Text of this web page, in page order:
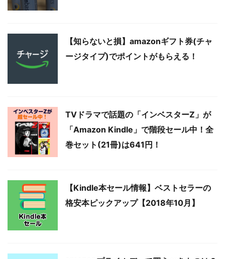
【知らないと損】amazonギフト券(チャ
ージタイプ)でポイントがもらえる！
TVドラマで話題の「インベスターZ」が
「Amazon Kindle」で階段セール中！全
巻セット(21冊)は641円！
【Kindle本セール情報】ベストセラーの
格安本ピックアップ【2018年10月】